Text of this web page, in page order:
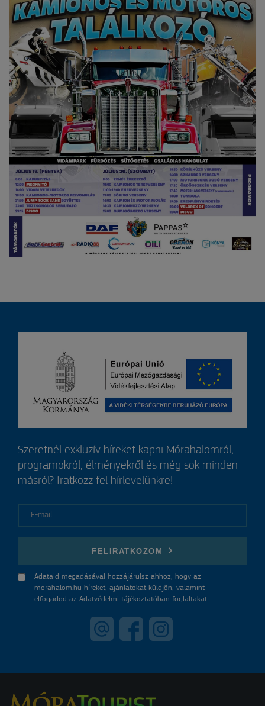
Szeretnél exkluzív híreket kapni Mórahalomról,
programokról, élményekről és még sok minden
másról? Iratkozz fel hírlevelünkre!
FELIRATKOZOM
Adataid megadásával hozzájárulsz ahhoz, hogy az
morahalom.hu híreket, ajánlatokat küldjön, valamint
elfogadod az Adatvédelmi tájékoztatóban foglaltakat.